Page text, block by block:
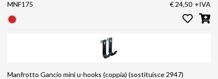
MNF175 € 24,50 +IVA
Manfrotto Gancio mini u-hooks (coppia) (sostituisce 2947)